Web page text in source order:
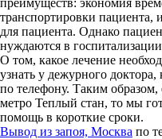
транспортировки
для пациента. Однако
нуждаются в
О том, какое лечение
узнать у дежурного доктора,
по телефону. Таким
метро Теплый стан, то мы
помощь в короткие сроки.
Вывод из запоя, Москва по